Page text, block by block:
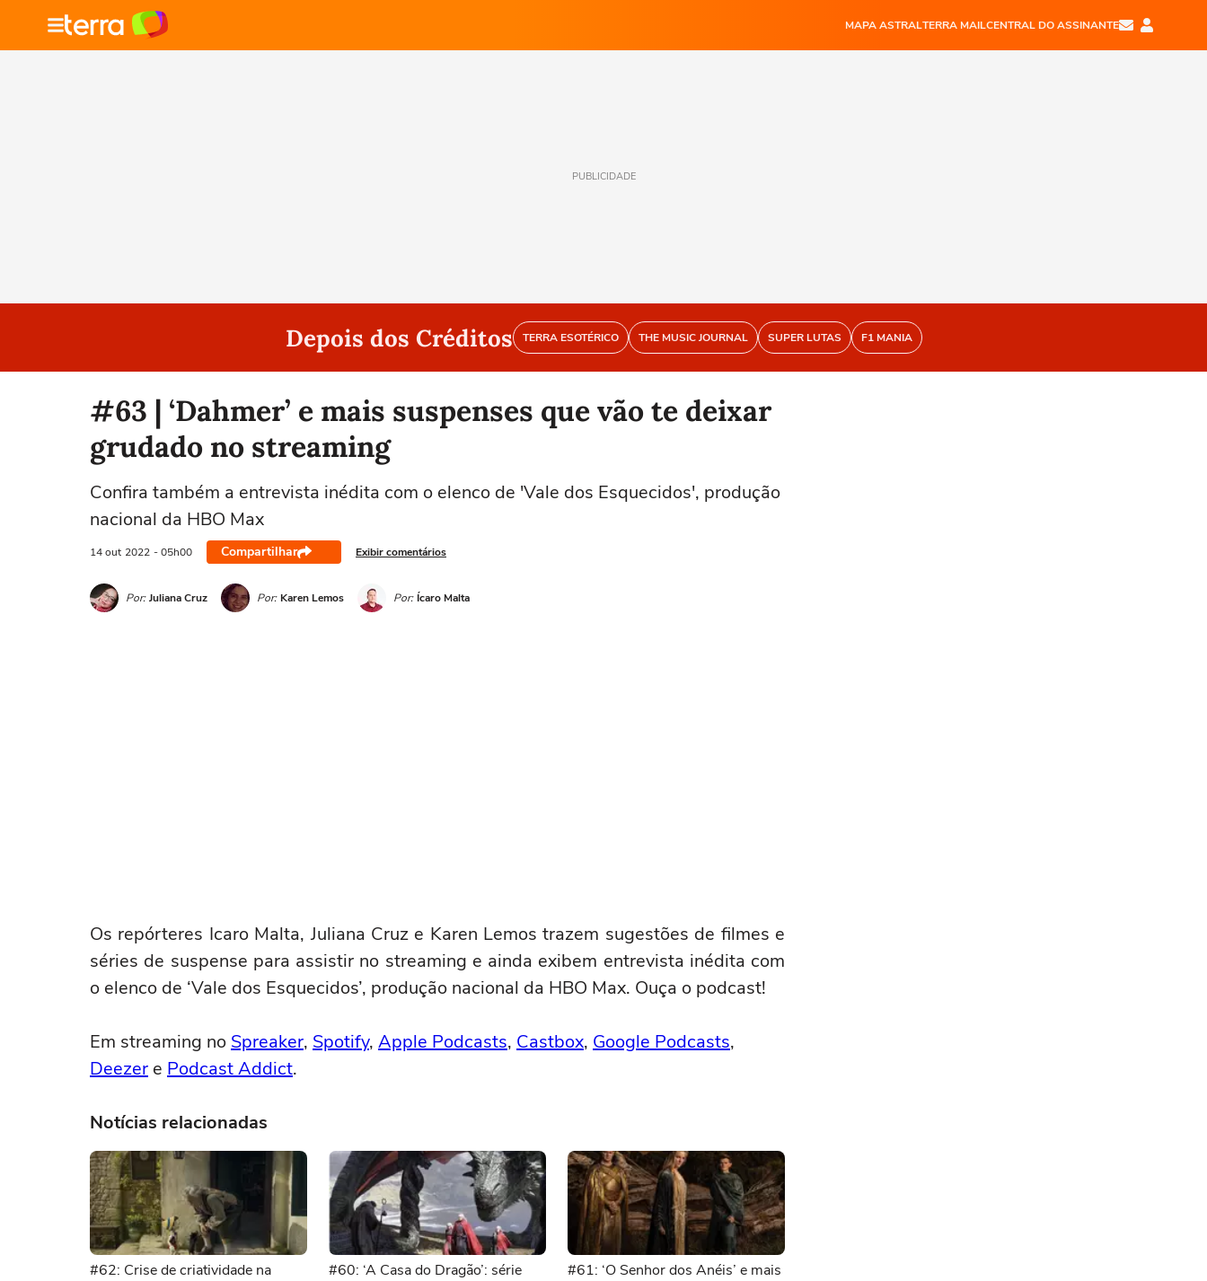
MAPA ASTRALTERRA MAILCENTRAL DO ASSINANTE
PUBLICIDADE
Depois dos Créditos TERRA ESOTÉRICO THE MUSIC JOURNAL SUPER LUTAS F1 MANIA
#63 | ‘Dahmer’ e mais suspenses que vão te deixar
grudado no streaming
Confira também a entrevista inédita com o elenco de 'Vale dos Esquecidos', produção
nacional da HBO Max
14 out 2022 - 05h00 Compartilhar Exibir comentários
Por: Juliana Cruz Por: Karen Lemos Por: Ícaro Malta
Os repórteres Icaro Malta, Juliana Cruz e Karen Lemos trazem sugestões de filmes e
séries de suspense para assistir no streaming e ainda exibem entrevista inédita com
o elenco de ‘Vale dos Esquecidos’, produção nacional da HBO Max. Ouça o podcast!
Em streaming no Spreaker, Spotify, Apple Podcasts, Castbox, Google Podcasts,
Deezer e Podcast Addict.
Notícias relacionadas
#62: Crise de criatividade na
#60: ‘A Casa do Dragão’: série
#61: ‘O Senhor dos Anéis’ e mais